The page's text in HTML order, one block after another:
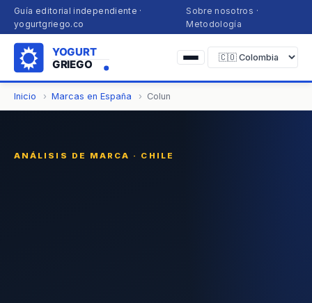
Guía editorial independiente ·
yogurtgriego.co
Sobre nosotros ·
Metodología
Inicio Marcas en España Colun
ANÁLISIS DE MARCA · CHILE